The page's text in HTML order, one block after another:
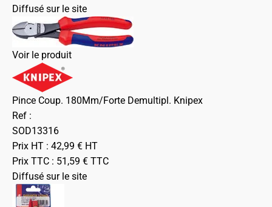
Diffusé sur le site
Voir le produit
Pince Coup. 180Mm/Forte Demultipl. Knipex
Ref :
SOD13316
Prix HT : 42,99 € HT
Prix TTC : 51,59 € TTC
Diffusé sur le site